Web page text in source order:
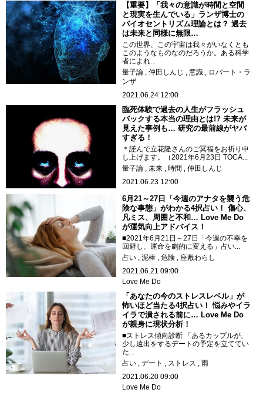
【重要】「我々の意識が時間と空間
と現実を生んでいる」ランザ博士の
バイオセントリズム理論とは？ 過去
は未来と同様に無限…
この世界、この宇宙は我々がいなくとも
このようなものなのだろうか。ある科学
者によれ...
量子論
仲田しんじ 意識
ロバート・ラ
ンザ
2021.06.24 12:00
臨死体験で過去の人生がフラッシュ
バックする本当の理由とは!? 未来が
見えた事例も… 研究の最前線がヤバ
すぎる！
＊謹んで立花隆さんのご冥福をお祈り申
し上げます。（2021年6月23日 TOCA...
量子論
未来 時間
仲田しんじ
2021.06.23 12:00
6月21～27日「今週のアナタを襲う危
険な事態」がわかる4択占い！ 傷心、
凡ミス、周囲と不和… Love Me Do
が運気向上アドバイス！
■2021年6月21日～27日「今週の不幸を
回避し、運命を劇的に変える」占い...
占い
泥棒 危険
座敷わらし
2021.06.21 09:00
Love Me Do
「あなたの今のストレスレベル」が
怖いほど当たる4択占い！ 悩みやイラ
イラで潰される前に… Love Me Do
が親身に現状分析！
■ストレス傾向診断 「あるカップルが、
少し遠出をするデートの予定を立ててい
た...
占い
デート ストレス
雨
2021.06.20 09:00
Love Me Do